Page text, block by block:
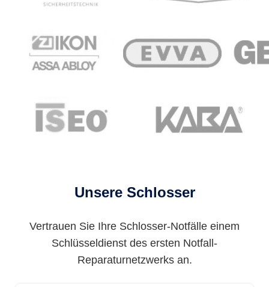
Unsere Schlosser
Vertrauen Sie Ihre Schlosser-Notfälle einem
Schlüsseldienst des ersten Notfall-
Reparaturnetzwerks an.